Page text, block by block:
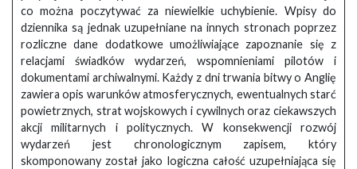
co można poczytywać za niewielkie uchybienie. Wpisy do
dziennika są jednak uzupełniane na innych stronach poprzez
rozliczne dane dodatkowe umożliwiające zapoznanie się z
relacjami świadków wydarzeń, wspomnieniami pilotów i
dokumentami archiwalnymi. Każdy z dni trwania bitwy o Anglię
zawiera opis warunków atmosferycznych, ewentualnych starć
powietrznych, strat wojskowych i cywilnych oraz ciekawszych
akcji militarnych i politycznych. W konsekwencji rozwój
wydarzeń jest chronologicznym zapisem, który
skomponowany został jako logiczna całość uzupełniająca się